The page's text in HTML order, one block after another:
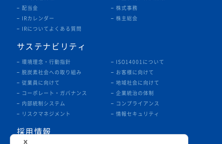
配当金 株式事務
IRカレンダー 株主総会
IRについてよくある質問
サステナビリティ
環境理念・行動指針 ISO14001について
脱炭素社会への取り組み お客様に向けて
従業員に向けて 地域社会に向けて
コーポレート・ガバナンス 企業統治の体制
内部統制システム コンプライアンス
リスクマネジメント 情報セキュリティ
採用情報